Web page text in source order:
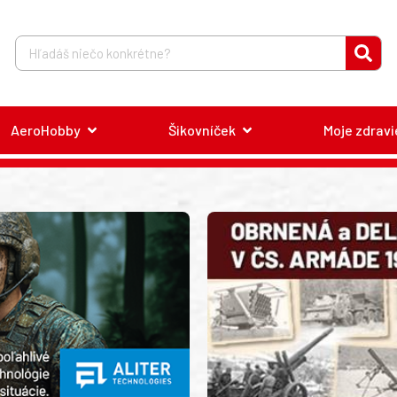
AeroHobby Šikovníček Moje